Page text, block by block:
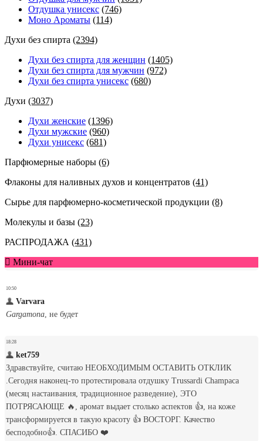
Отдушка унисекс (746)
Моно Ароматы (114)
Духи без спирта (2394)
Духи без спирта для женщин (1405)
Духи без спирта для мужчин (972)
Духи без спирта унисекс (680)
Духи (3037)
Духи женские (1396)
Духи мужские (960)
Духи унисекс (681)
Парфюмерные наборы (6)
Флаконы для наливных духов и концентратов (41)
Сырье для парфюмерно-косметической продукции (8)
Молекулы и базы (23)
РАСПРОДАЖА (431)
Мини-чат